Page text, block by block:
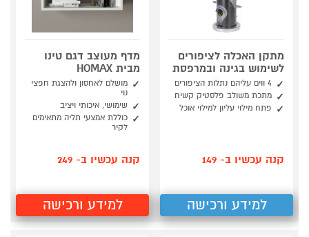
מתקן האכלה לציפורים
לשימוש בגינה ובמרפסת
4 ווים עליהם נתלות הציפורים
מתכת משולב פלסטיק קשיח
פתח מילוי עליון למילוי אוכל
קנה עכשיו ב- 149
למידע ורכישה
מדף מעוצב דגם טינו
מבית HOMAX
מושלם לאחסון ולהצגת חפצי
נוי
שימושי, איכותי ויציב
כוללת אמצעי תליה מתאימים
לקיר
קנה עכשיו ב- 249
למידע ורכישה